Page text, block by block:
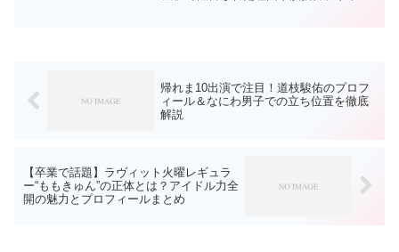
帰れま10出演で注目！道枝駿佑のプロフ
ィール＆なにわ男子での立ち位置を徹底
解説
【卒業で話題】ラヴィット火曜レギュラ
ー“ももきゅん”の正体とは？アイドル力全
開の魅力とプロフィールまとめ